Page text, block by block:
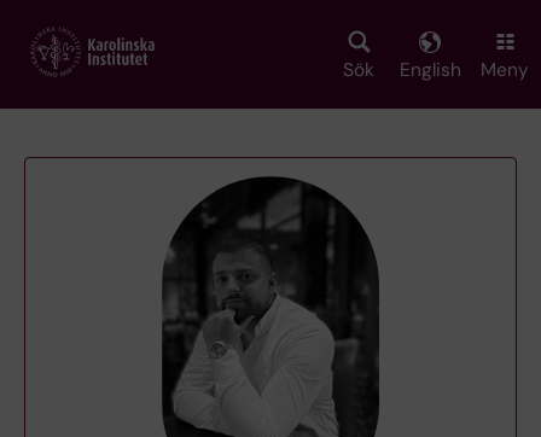
main
Sök English Meny